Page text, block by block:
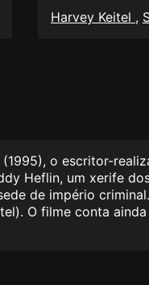
Harvey Keitel ,
o escritor-
Heflin, um xerife
de império
O filme conta